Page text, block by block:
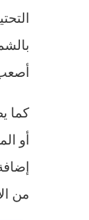
كما
أو
من